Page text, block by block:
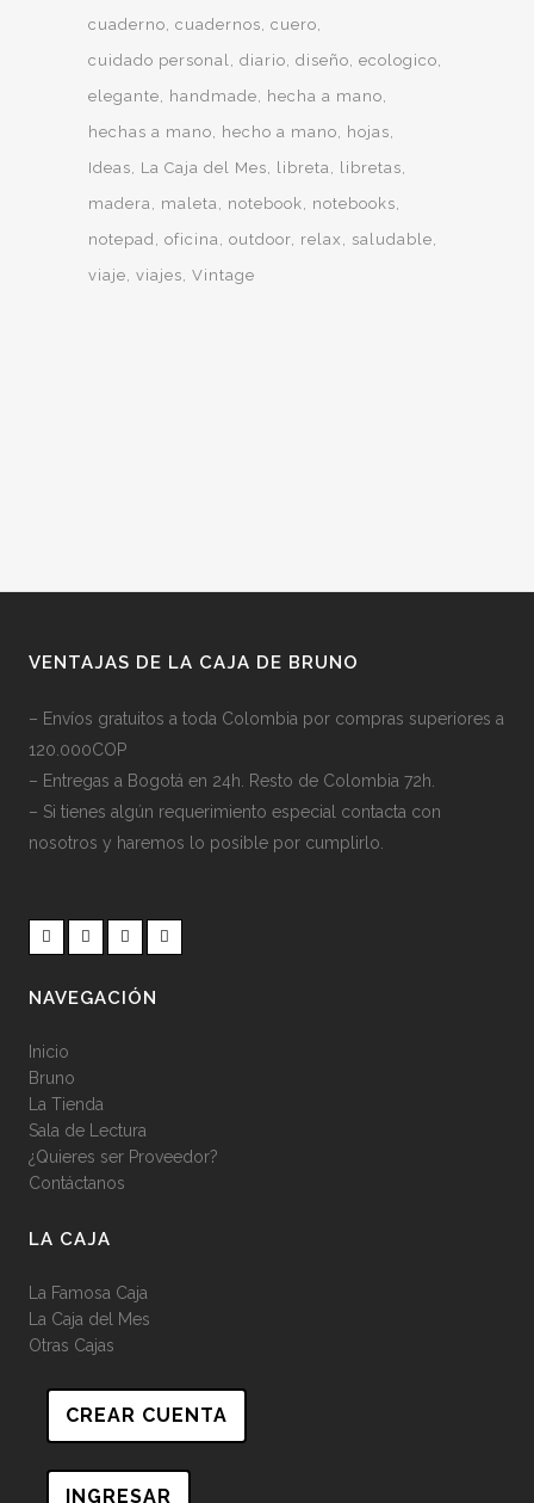
cuaderno cuadernos cuero
cuidado personal
diario diseño ecologico
elegante
handmade
hecha a mano
hechas a mano
hecho a mano
hojas
Ideas
La Caja del Mes libreta
libretas
madera
maleta notebook
notebooks
notepad
oficina outdoor relax
saludable
viaje viajes Vintage
VENTAJAS DE LA CAJA DE BRUNO
– Envíos gratuitos a toda Colombia por compras superiores a
120.000COP
– Entregas a Bogotá en 24h. Resto de Colombia 72h.
– Si tienes algún requerimiento especial contacta con
nosotros y haremos lo posible por cumplirlo.
NAVEGACIÓN
Inicio
Bruno
La Tienda
Sala de Lectura
¿Quieres ser Proveedor?
Contáctanos
LA CAJA
La Famosa Caja
La Caja del Mes
Otras Cajas
CREAR CUENTA
INGRESAR